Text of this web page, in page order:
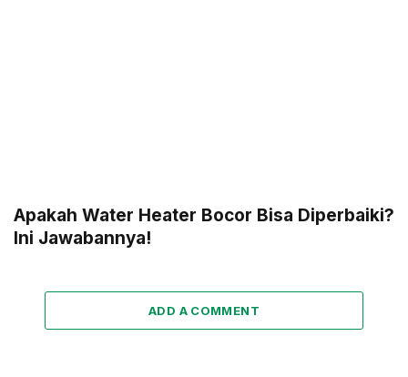
Apakah Water Heater Bocor Bisa Diperbaiki?
Ini Jawabannya!
ADD A COMMENT